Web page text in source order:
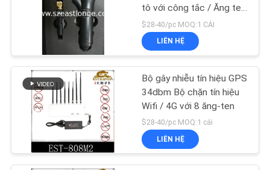
ĐỒ
TRANG
WEB
PRIVACY
POLICY
Trình gây nhiễu ghi
âm
tô với công tắc / Ăng ten
Omni
$28-40/pc MOQ:1 CÁI
LIÊN HỆ
Bộ gây nhiễu tín hiệu GPS
34dbm Bộ chặn tín hiệu
Wifi / 4G với 8 ăng-ten
$28-40/pc MOQ:1 cái
LIÊN HỆ